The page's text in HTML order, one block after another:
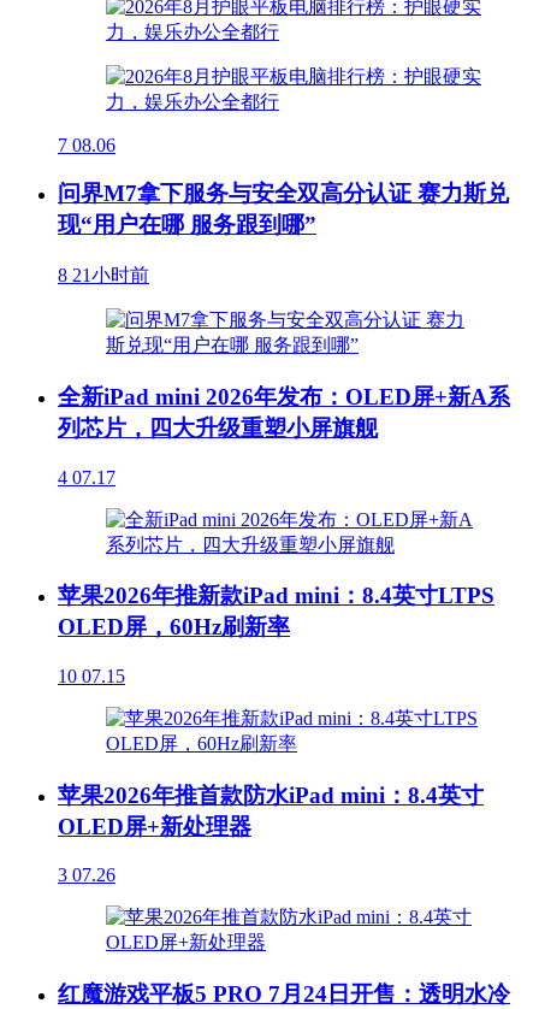
7 08.06
问界M7拿下服务与安全双高分认证 赛力斯兑
现“用户在哪 服务跟到哪”
8 21小时前
全新iPad mini 2026年发布：OLED屏+新A系
列芯片，四大升级重塑小屏旗舰
4 07.17
苹果2026年推新款iPad mini：8.4英寸LTPS
OLED屏，60Hz刷新率
10 07.15
苹果2026年推首款防水iPad mini：8.4英寸
OLED屏+新处理器
3 07.26
红魔游戏平板5 PRO 7月24日开售：透明水冷